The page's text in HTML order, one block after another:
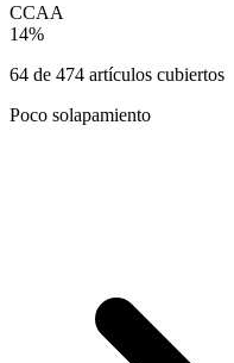
CCAA
14%
64 de 474 artículos cubiertos
Poco solapamiento